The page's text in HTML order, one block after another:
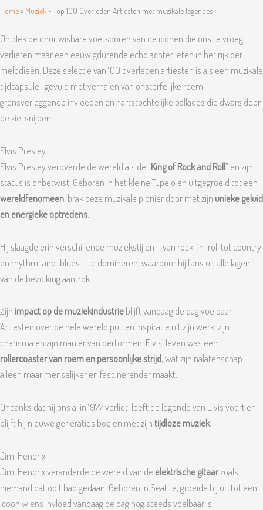
Home» Muziek»Top 100 Overleden Artiesten met muzikale legendes
Ontdek de onuitwisbare voetsporen van de iconen die ons te vroeg
verlieten maar een eeuwigdurende echo achterlieten in het rijk der
melodieën. Deze selectie van 100 overleden artiesten is als een muzikale
tijdcapsule , gevuld met verhalen van onsterfelijke roem,
grensverleggende invloeden en hartstochtelijke ballades die dwars door
de ziel snijden.
Elvis Presley
Elvis Presley veroverde de wereld als de “King of Rock and Roll” en zijn
status is onbetwist. Geboren in het kleine Tupelo en uitgegroeid tot een
wereldfenomeen, brak deze muzikale pionier door met zijn unieke geluid
en energieke optredens
Hij slaagde erin verschillende muziekstijlen – van rock-‘n-roll tot country
en rhythm-and-blues – te domineren, waardoor hij fans uit alle lagen
van de bevolking aantrok.
Zijn impact op de muziekindustrieblijft vandaag de dag voelbaar.
Artiesten over de hele wereld putten inspiratie uit zijn werk, zijn
charisma en zijn manier van performen. Elvis’ leven was een
rollercoaster van roem en persoonlijke strijd, wat zijn nalatenschap
alleen maar menselijker en fascinerender maakt.
Ondanks dat hij ons al in 1977 verliet, leeft de legende van Elvis voort en
blijft hij nieuwe generaties boeien met zijn tijdloze muziek.
Jimi Hendrix
Jimi Hendrix veranderde de wereld van de elektrische gitaarzoals
niemand dat ooit had gedaan. Geboren in Seattle, groeide hij uit tot een
icoon wiens invloed vandaag de dag nog steeds voelbaar is.